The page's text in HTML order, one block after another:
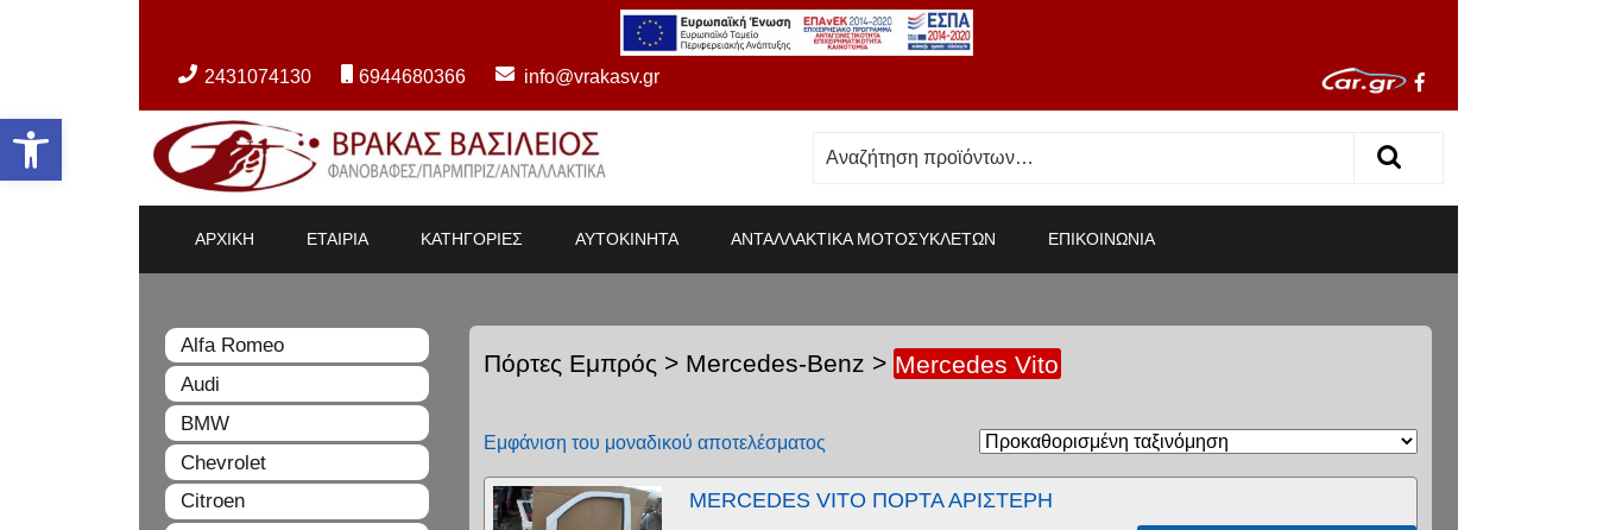
Ανοίξτε τη γραμμή εργαλείων
2431074130 6944680366 info@vrakasv.gr
ΑΡΧΙΚΗ ΕΤΑΙΡΙΑ ΚΑΤΗΓΟΡΙΕΣ ΑΥΤΟΚΙΝΗΤΑ ΑΝΤΑΛΛΑΚΤΙΚΑ ΜΟΤΟΣΥΚΛΕΤΩΝ ΕΠΙΚΟΙΝΩΝΙΑ
Πόρτες Εμπρός > Mercedes-Benz > Mercedes Vito
Εμφάνιση του μοναδικού αποτελέσματος
MERCEDES VITO ΠΟΡΤΑ ΑΡΙΣΤΕΡΗ
Alfa Romeo
Audi
BMW
Chevrolet
Citroen